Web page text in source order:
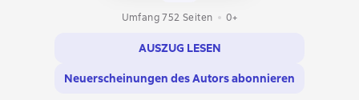
Umfang 752 Seiten
0+
AUSZUG LESEN
Neuerscheinungen des Autors abonnieren